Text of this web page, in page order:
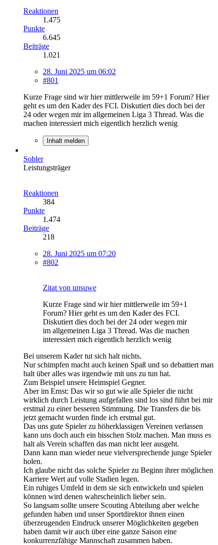
Reaktionen
1.475
Punkte
6.645
Beiträge
1.021
28. Juni 2025 um 06:02
#801
Kurze Frage sind wir hier mittlerweile im 59+1 Forum? Hier
geht es um den Kader des FCI. Diskutiert dies doch bei der
24 oder wegen mir im allgemeinen Liga 3 Thread. Was die
machen interessiert mich eigentlich herzlich wenig
Inhalt melden
Sobler
Leistungsträger
Reaktionen
384
Punkte
1.474
Beiträge
218
28. Juni 2025 um 07:20
#802
Zitat von unsuwe
Kurze Frage sind wir hier mittlerweile im 59+1
Forum? Hier geht es um den Kader des FCI.
Diskutiert dies doch bei der 24 oder wegen mir
im allgemeinen Liga 3 Thread. Was die machen
interessiert mich eigentlich herzlich wenig
Bei unserem Kader tut sich halt nichts.
Nur schimpfen macht auch keinen Spaß und so debattiert man
halt über alles was irgendwie mit uns zu tun hat.
Zum Beispiel unsere Heimspiel Gegner.
Aber im Ernst: Das wir so gut wie alle Spieler die nicht
wirklich durch Leistung aufgefallen sind los sind führt bei mir
erstmal zu einer besseren Stimmung. Die Transfers die bis
jetzt gemacht wurden finde ich erstmal gut.
Das uns gute Spieler zu höherklassigen Vereinen verlassen
kann uns doch auch ein bisschen Stolz machen. Man muss es
halt als Verein schaffen das man nicht leer ausgeht.
Dann kann man wieder neue vielversprechende junge Spieler
holen.
Ich glaube nicht das solche Spieler zu Beginn ihrer möglichen
Karriere Wert auf volle Stadien legen.
Ein ruhiges Umfeld in dem sie sich entwickeln und spielen
können wird denen wahrscheinlich lieber sein.
So langsam sollte unsere Scouting Abteilung aber welche
gefunden haben und unser Sportdirektor ihnen einen
überzeugenden Eindruck unserer Möglichkeiten gegeben
haben damit wir auch über eine ganze Saison eine
konkurrenzfähige Mannschaft zusammen haben.